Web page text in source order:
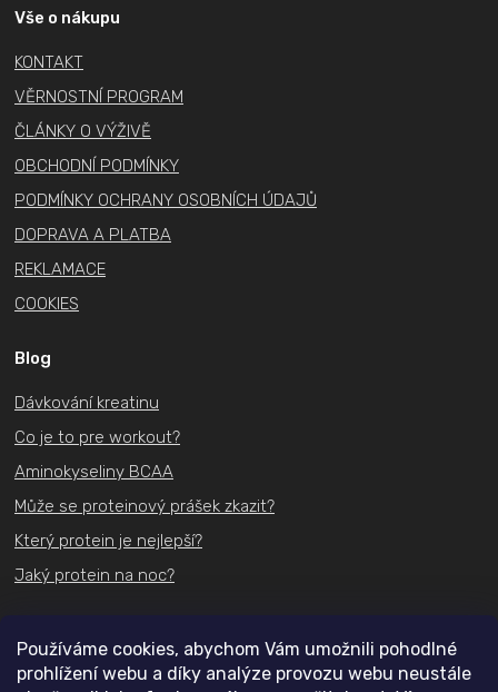
Používáme cookies, abychom Vám umožnili pohodlné
prohlížení webu a díky analýze provozu webu neustále
Vše o nákupu
KONTAKT
VĚRNOSTNÍ PROGRAM
ČLÁNKY O VÝŽIVĚ
OBCHODNÍ PODMÍNKY
PODMÍNKY OCHRANY OSOBNÍCH ÚDAJŮ
DOPRAVA A PLATBA
REKLAMACE
COOKIES
Blog
Dávkování kreatinu
Co je to pre workout?
Aminokyseliny BCAA
Může se proteinový prášek zkazit?
Který protein je nejlepší?
Jaký protein na noc?
Kontakt